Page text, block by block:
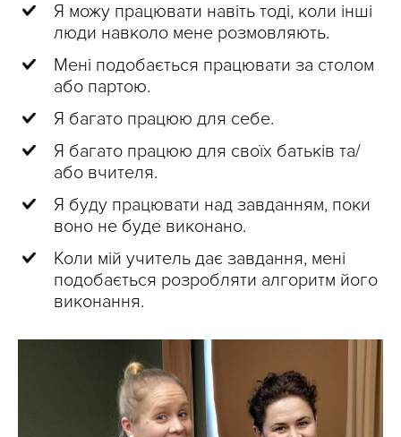
Я можу працювати навіть тоді, коли інші
люди навколо мене розмовляють.
Мені подобається працювати за столом
або партою.
Я багато працюю для себе.
Я багато працюю для своїх батьків та/
або вчителя.
Я буду працювати над завданням, поки
воно не буде виконано.
Коли мій учитель дає завдання, мені
подобається розробляти алгоритм його
виконання.